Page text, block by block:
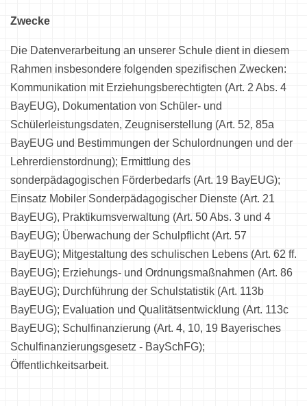
Zwecke
Die Datenverarbeitung an unserer Schule dient in diesem
Rahmen insbesondere folgenden spezifischen Zwecken:
Kommunikation mit Erziehungsberechtigten (Art. 2 Abs. 4
BayEUG), Dokumentation von Schüler- und
Schülerleistungsdaten, Zeugniserstellung (Art. 52, 85a
BayEUG und Bestimmungen der Schulordnungen und der
Lehrerdienstordnung); Ermittlung des
sonderpädagogischen Förderbedarfs (Art. 19 BayEUG);
Einsatz Mobiler Sonderpädagogischer Dienste (Art. 21
BayEUG), Praktikumsverwaltung (Art. 50 Abs. 3 und 4
BayEUG); Überwachung der Schulpflicht (Art. 57
BayEUG); Mitgestaltung des schulischen Lebens (Art. 62 ff.
BayEUG); Erziehungs- und Ordnungsmaßnahmen (Art. 86
BayEUG); Durchführung der Schulstatistik (Art. 113b
BayEUG); Evaluation und Qualitätsentwicklung (Art. 113c
BayEUG); Schulfinanzierung (Art. 4, 10, 19 Bayerisches
Schulfinanzierungsgesetz - BaySchFG);
Öffentlichkeitsarbeit.